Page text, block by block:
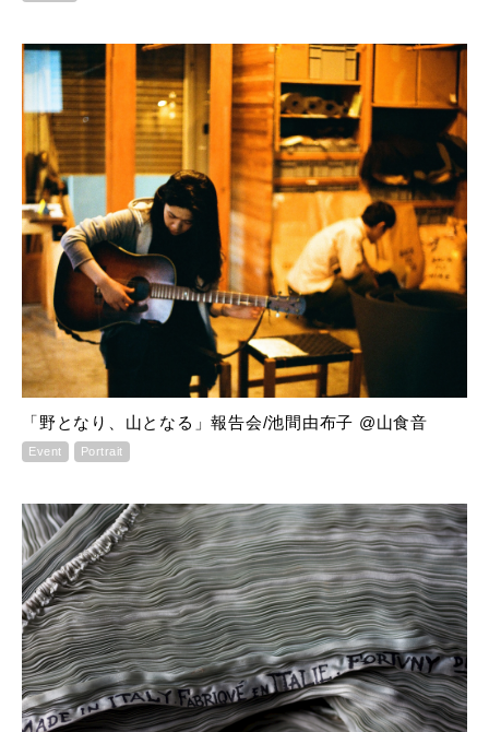
「野となり、山となる」報告会/池間由布子 @山食音
Event Portrait